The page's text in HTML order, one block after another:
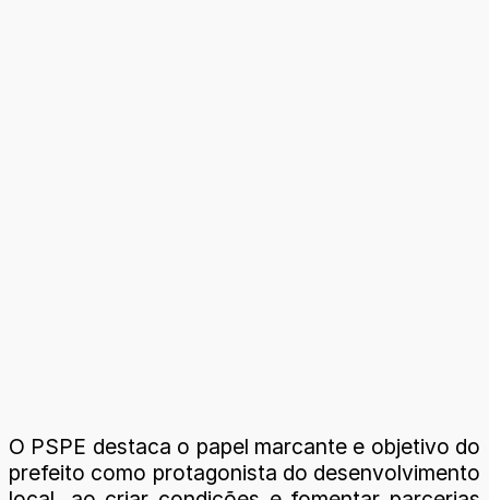
O PSPE destaca o papel marcante e objetivo do
prefeito como protagonista do desenvolvimento